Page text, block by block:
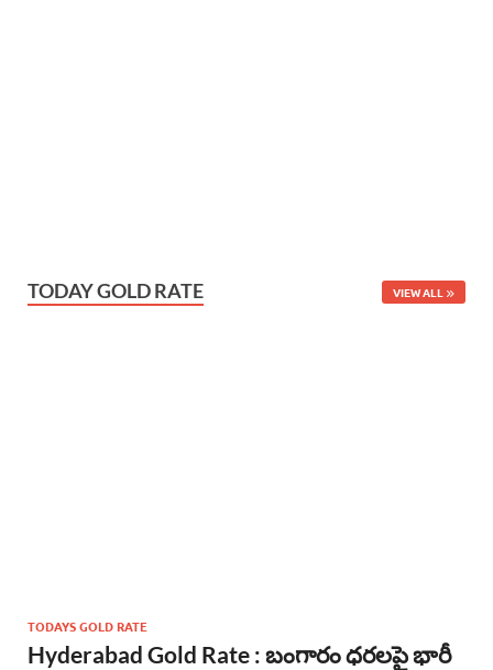
TODAY GOLD RATE VIEW ALL
TODAYS GOLD RATE
Hyderabad Gold Rate : బంగారం ధరలపై భారీ